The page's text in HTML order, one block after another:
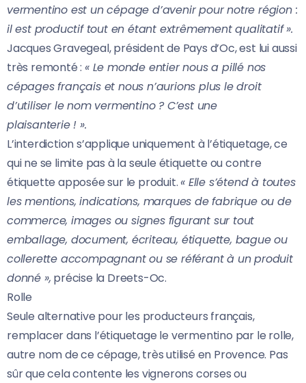
vermentino est un cépage d’avenir pour notre région :
il est productif tout en étant extrêmement qualitatif ».
Jacques Gravegeal, président de Pays d’Oc, est lui aussi
très remonté : « Le monde entier nous a pillé nos
cépages français et nous n’aurions plus le droit
d’utiliser le nom vermentino ? C’est une
plaisanterie ! ».
L’interdiction s’applique uniquement à l’étiquetage, ce
qui ne se limite pas à la seule étiquette ou contre
étiquette apposée sur le produit. « Elle s’étend à toutes
les mentions, indications, marques de fabrique ou de
commerce, images ou signes figurant sur tout
emballage, document, écriteau, étiquette, bague ou
collerette accompagnant ou se référant à un produit
donné », précise la Dreets-Oc.
Rolle
Seule alternative pour les producteurs français,
remplacer dans l’étiquetage le vermentino par le rolle,
autre nom de ce cépage, très utilisé en Provence. Pas
sûr que cela contente les vignerons corses ou